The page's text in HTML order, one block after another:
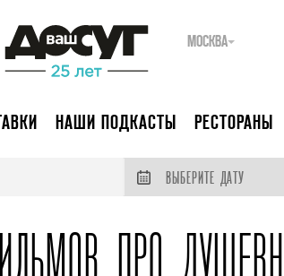
МОСКВА
НАШИ ПОДКАСТЫ РЕСТОРАНЫ
ВЫБЕРИТЕ ДАТУ
ПРО